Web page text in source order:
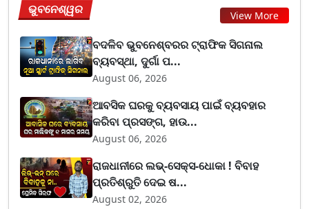
ଭୁବନେଶ୍ୱର View More
ବଦଳିବ ଭୁବନେଶ୍ବରର ଟ୍ରାଫିକ ସିଗନାଲ
ବ୍ୟବସ୍ଥା, ଦୁର୍ଗା ପ...
August 06, 2026
ଆବସିକ ଘରକୁ ବ୍ୟବସାୟ ପାଇଁ ବ୍ୟବହାର
କରିବା ପ୍ରସଙ୍ଗ, ହାଉ...
August 06, 2026
ରାଜଧାନୀରେ ଲଭ୍-ସେକ୍ସ-ଧୋକା ! ବିବାହ
ପ୍ରତିଶ୍ରୁତି ଦେଇ ଷ...
August 02, 2026